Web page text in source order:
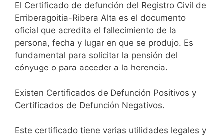
El Certificado de defunción del Registro Civil de
Erriberagoitia-Ribera Alta es el documento
oficial que acredita el fallecimiento de la
persona, fecha y lugar en que se produjo. Es
fundamental para solicitar la pensión del
cónyuge o para acceder a la herencia.
Existen Certificados de Defunción Positivos y
Certificados de Defunción Negativos.
Este certificado tiene varias utilidades legales y